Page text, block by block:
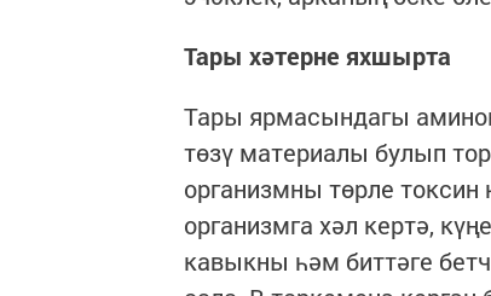
Тары хәтерне яхшырта
Тары ярмасындагы
төзү материалы булып
организмны төрле
организмга хәл кертә,
кавыкны һәм биттәге